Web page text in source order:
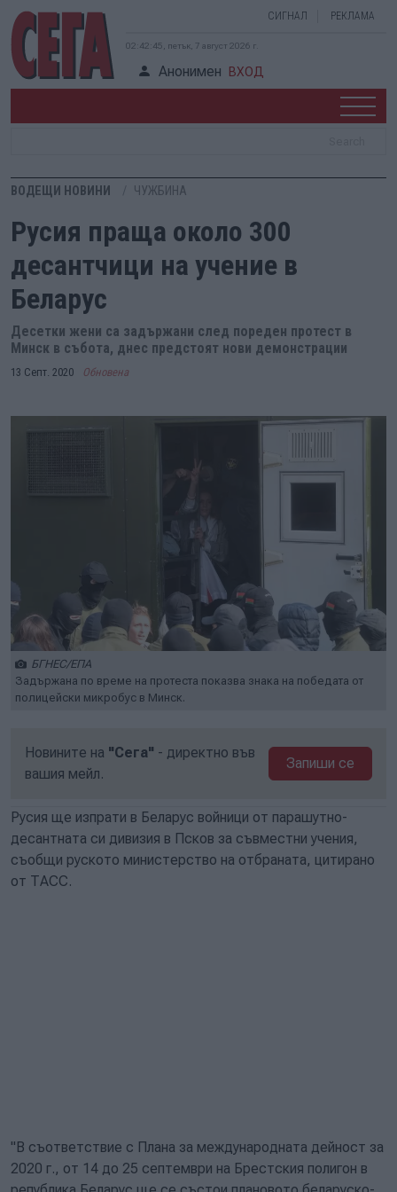
СИГНАЛ РЕКЛАМА
02:42:46, петък, 7 август 2026 г.
Анонимен ВХОД
ВОДЕЩИ НОВИНИ ЧУЖБИНА
Русия праща около 300
десантчици на учение в
Беларус
Десетки жени са задържани след пореден протест в
Минск в събота, днес предстоят нови демонстрации
13 Септ. 2020 Обновена
БГНЕС/ЕПА
Задържана по време на протеста показва знака на победата от
полицейски микробус в Минск.
Новините на "Сега" - директно във
вашия мейл.
Запиши се
Русия ще изпрати в Беларус войници от парашутно-
десантната си дивизия в Псков за съвместни учения,
съобщи руското министерство на отбраната, цитирано
от ТАСС.
"В съответствие с Плана за международната дейност за
2020 г., от 14 до 25 септември на Брестския полигон в